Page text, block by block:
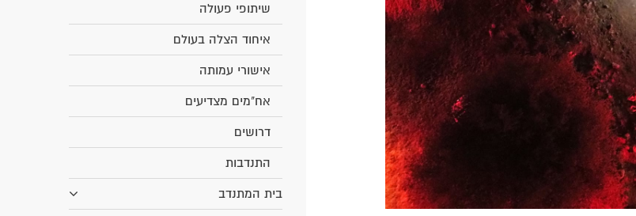
שיתופי פעולה
איחוד הצלה בעולם
אישורי עמותה
אח"מים מצדיעים
דרושים
התנדבות
בית המתנדב